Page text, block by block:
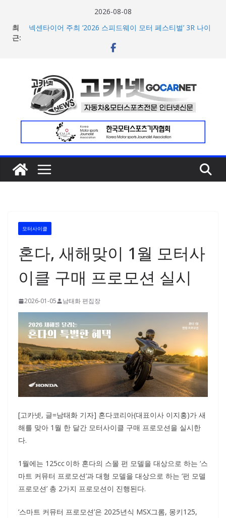
2026-08-08
최
근:
넥센타이어 주최 ‘2026 스피드웨이 모터 페스티벌’ 3R 나이
아우디, 405일 만에 완성한 초고성능 슈퍼카 ‘누볼라리’ 제
이션 엔진’ 공개
마일레, 코너링 쏠림·하체 소음 잡는 ‘스테빌라이저 링크’ 정
비 솔루션 제안
한온시스템, 캐나다 정부로부터 1,000만 캐나다달러 규모
지원 확보
모터사이클
혼다, 새해맞이 1월 모터사
이클 구매 프로모션 실시
2026-01-05 남태화 편집장
[고카넷, 글=남태화 기자] 혼다코리아(대표이사 이지홍)가 새
해를 맞아 1월 한 달간 모터사이클 구매 프로모션을 실시한
다.
1월에는 125cc 이하 혼다의 스몰 펀 모델을 대상으로 하는 ‘스
마트 커뮤터 프로모션’과 대형 모델을 대상으로 하는 ‘펀 모델
프로모션’ 총 2가지 프로모션이 진행된다.
‘스마트 커뮤터 프로모션’은 2025년식 MSX그롬, 몽키125,